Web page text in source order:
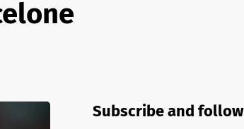
Subscribe and follow